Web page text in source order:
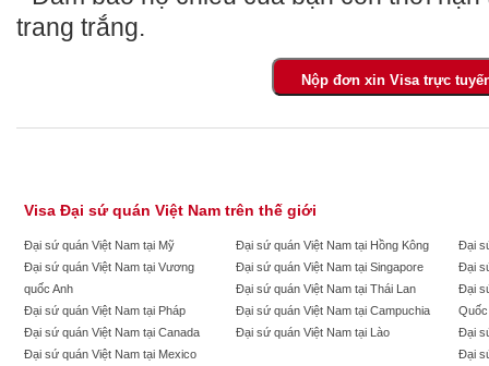
trang trắng.
Visa Đại sứ quán Việt Nam trên thế giới
Đại sứ quán Việt Nam tại Mỹ
Đại sứ quán Việt Nam tại Vương
quốc Anh
Đại sứ quán Việt Nam tại Pháp
Đại sứ quán Việt Nam tại Canada
Đại sứ quán Việt Nam tại Mexico
Đại sứ quán Việt Nam tại Hồng Kông
Đại sứ quán Việt Nam tại Singapore
Đại sứ quán Việt Nam tại Thái Lan
Đại sứ quán Việt Nam tại Campuchia
Đại sứ quán Việt Nam tại Lào
Đại
Đại
Đại
Quốc
Đại
Đại